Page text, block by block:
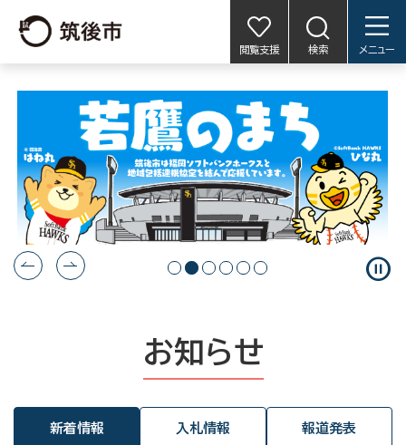
閲覧支援 検索 メニュー
pause_circle
お知らせ
新着情報 入札情報 報道発表